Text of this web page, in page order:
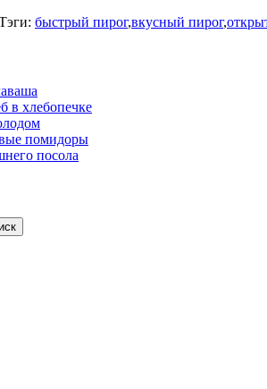
быстрый пирог,вкусный пирог,
в хлебопечке
помидоры
посола